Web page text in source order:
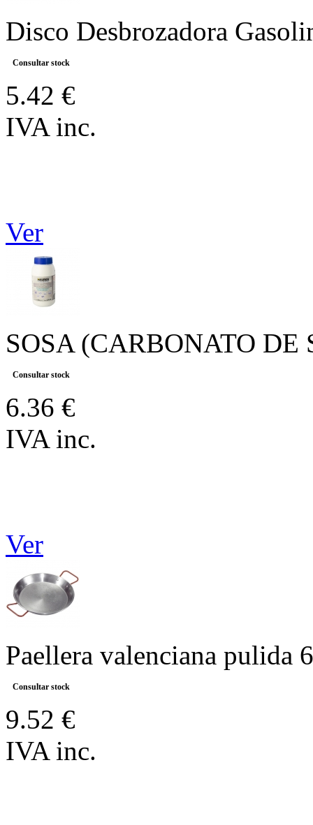
Disco Desbrozadora
Consultar stock
5.42 €
IVA inc.
Ver
SOSA (CARBONATO
Consultar stock
6.36 €
IVA inc.
Ver
Paellera valenciana pulida
Consultar stock
9.52 €
IVA inc.